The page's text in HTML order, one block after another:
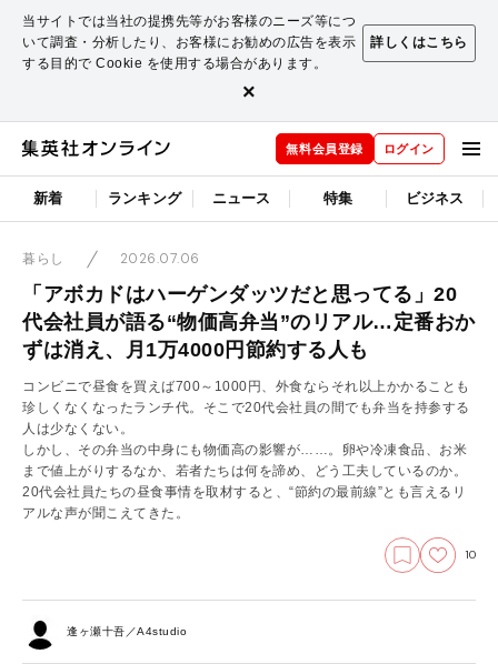
当サイトでは当社の提携先等がお客様のニーズ等につ
いて調査・分析したり、お客様にお勧めの広告を表示
する目的で Cookie を使用する場合があります。
詳しくはこちら
×
無料会員登録 ログイン
新着 ランキング ニュース 特集 ビジネス
暮らし 2026.07.06
「アボカドはハーゲンダッツだと思ってる」20
代会社員が語る“物価高弁当”のリアル…定番おか
ずは消え、月1万4000円節約する人も
コンビニで昼食を買えば700～1000円、外食ならそれ以上かかることも
珍しくなくなったランチ代。そこで20代会社員の間でも弁当を持参する
人は少なくない。
しかし、その弁当の中身にも物価高の影響が……。卵や冷凍食品、お米
まで値上がりするなか、若者たちは何を諦め、どう工夫しているのか。
20代会社員たちの昼食事情を取材すると、“節約の最前線”とも言えるリ
アルな声が聞こえてきた。
10
逢ヶ瀬十吾／A4studio